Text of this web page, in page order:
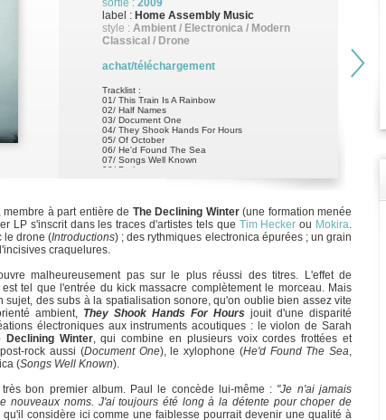
sortie : 2009
label : Home Assembly Music
style : Ambient / Electronica / Modern
Classical / Drone
achat/téléchargement
Tracklist :
01/ This Train Is A Rainbow
02/ Half Names
03/ Document One
04/ They Shook Hands For Hours
05/ Of October
06/ He'd Found The Sea
07/ Songs Well Known
08/ Broken
à part entière de The Declining Winter(une formation menée
LP s'inscrit dans les traces d'artistes tels que Tim Hecker ou Mokira.
le drone (Introductions) ; des rythmiques electronica épurées ; un grain
craquelures.
malheureusement pas sur le plus réussi des titres. L'effet de
est tel que l'entrée du kick massacre complètement le morceau. Mais
sujet, des subs à la spatialisation sonore, qu'on oublie bien assez vite
ambient, They Shook Hands For Hours jouit d'une disparité
électroniques aux instruments acoutiques : le violon de Sarah
Declining Winter, qui combine en plusieurs voix cordes frottées et
rock aussi (Document One), le xylophone (He'd Found The Sea,
(Songs Well Known).
bon premier album. Paul le concède lui-même : "Je n'ai jamais
nouveaux noms. J'ai toujours été long à la détente pour choper de
considère ici comme une faiblesse pourrait devenir une qualité à